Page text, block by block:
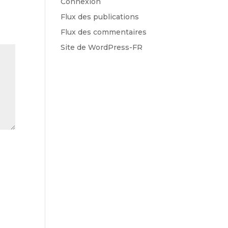
Flux des publications
Flux des commentaires
Site de WordPress-FR